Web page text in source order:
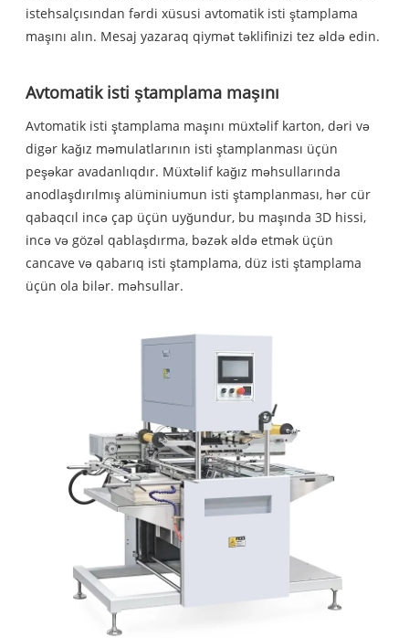
istehsalçısından fərdi xüsusi avtomatik isti ştamplama
maşını alın. Mesaj yazaraq qiymət təklifinizi tez əldə edin.
Avtomatik isti ştamplama maşını
Avtomatik isti ştamplama maşını müxtəlif karton, dəri və
digər kağız məmulatlarının isti ştamplanması üçün
peşəkar avadanlıqdır. Müxtəlif kağız məhsullarında
anodlaşdırılmış alüminiumun isti ştamplanması, hər cür
qabaqcıl incə çap üçün uyğundur, bu maşında 3D hissi,
incə və gözəl qablaşdırma, bəzək əldə etmək üçün
cancave və qabarıq isti ştamplama, düz isti ştamplama
üçün ola bilər. məhsullar.